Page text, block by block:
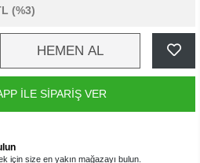
(%3)
HEMEN AL
İLE SİPARİŞ VER
için size en yakın mağazayı bulun.